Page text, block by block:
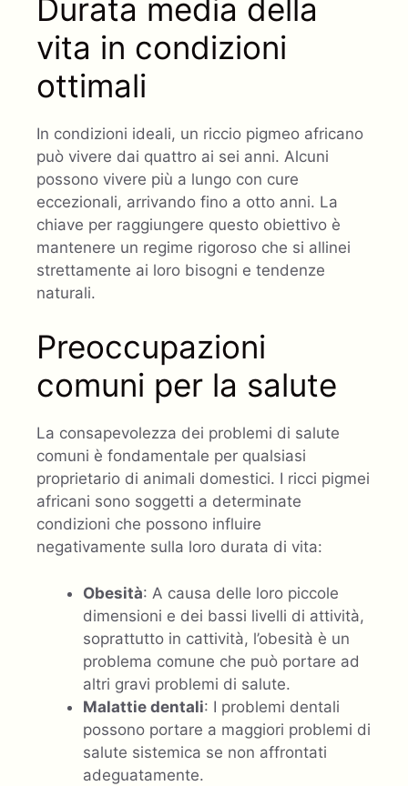
Durata media della
vita in condizioni
ottimali
In condizioni ideali, un riccio pigmeo africano
può vivere dai quattro ai sei anni. Alcuni
possono vivere più a lungo con cure
eccezionali, arrivando fino a otto anni. La
chiave per raggiungere questo obiettivo è
mantenere un regime rigoroso che si allinei
strettamente ai loro bisogni e tendenze
naturali.
Preoccupazioni
comuni per la salute
La consapevolezza dei problemi di salute
comuni è fondamentale per qualsiasi
proprietario di animali domestici. I ricci pigmei
africani sono soggetti a determinate
condizioni che possono influire
negativamente sulla loro durata di vita:
Obesità: A causa delle loro piccole
dimensioni e dei bassi livelli di attività,
soprattutto in cattività, l’obesità è un
problema comune che può portare ad
altri gravi problemi di salute.
Malattie dentali: I problemi dentali
possono portare a maggiori problemi di
salute sistemica se non affrontati
adeguatamente.